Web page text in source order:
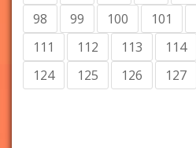
98
99 100 101
111
112 113 114
124
125 126 127